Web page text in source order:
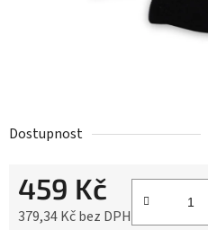
Dostupnost
459 Kč
379,34 Kč bez DPH